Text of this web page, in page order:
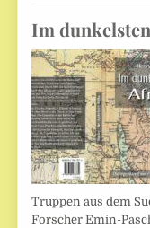
Im
Truppen aus dem
Forscher Emin-